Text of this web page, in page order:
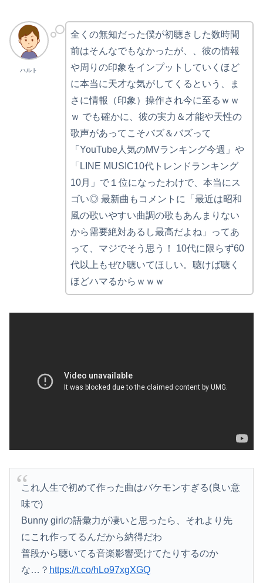
ハルト
全くの無知だった僕が初聴きした数時間
前はそんなでもなかったが、、彼の情報
や周りの印象をインプットしていくほど
に本当に天才な気がしてくるという、ま
さに情報（印象）操作され今に至るｗｗ
ｗ でも確かに、彼の実力＆才能や天性の
歌声があってこそバズ＆バズって
「YouTube人気のMVランキング今週」や
「LINE MUSIC10代トレンドランキング
10月」で１位になったわけで、本当にス
ゴい◎ 最新曲もコメントに「最近は昭和
風の歌いやすい曲調の歌もあんまりない
から需要絶対あるし最高だよね」ってあ
って、マジでそう思う！ 10代に限らず60
代以上もぜひ聴いてほしい。聴けば聴く
ほどハマるからｗｗｗ
これ人生で初めて作った曲はバケモンすぎる(良い意
味で)
Bunny girlの語彙力が凄いと思ったら、それより先
にこれ作ってるんだから納得だわ
普段から聴いてる音楽影響受けてたりするのか
な…？ https://t.co/hLo97xgXGQ